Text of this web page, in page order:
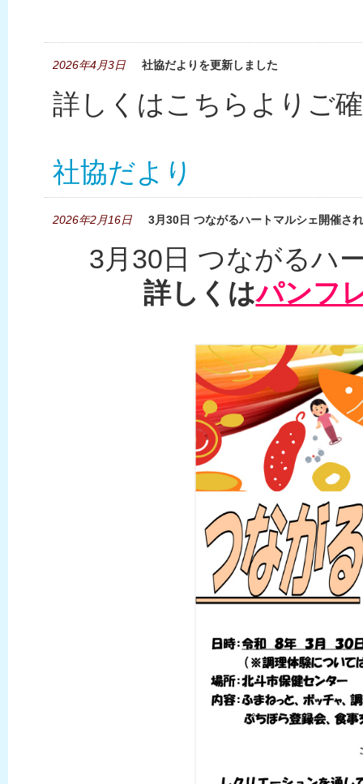
2026年4月3日 社協だよりを更新しました
詳しくはこちらよりご
社協だより
2026年2月16日 3月30日 つながるハートマルシェ開催さ
3月30日 つながるハ
詳しくはパンフ